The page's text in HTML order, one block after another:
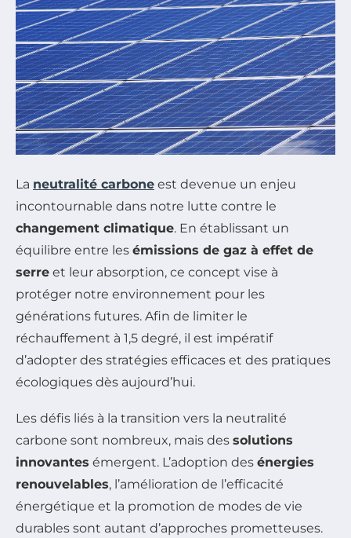
La neutralité carbone est devenue un enjeu
incontournable dans notre lutte contre le
changement climatique. En établissant un
équilibre entre les émissions de gaz à effet de
serre et leur absorption, ce concept vise à
protéger notre environnement pour les
générations futures. Afin de limiter le
réchauffement à 1,5 degré, il est impératif
d’adopter des stratégies efficaces et des pratiques
écologiques dès aujourd’hui.
Les défis liés à la transition vers la neutralité
carbone sont nombreux, mais des solutions
innovantes émergent. L’adoption des énergies
renouvelables, l’amélioration de l’efficacité
énergétique et la promotion de modes de vie
durables sont autant d’approches prometteuses.